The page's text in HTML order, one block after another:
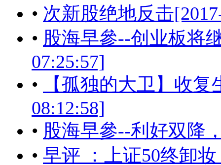
• 次新股绝地反击
• 股海早參--创业板将
07:25:57]
•
【孤独的大卫】收
08:12:58]
• 股海早參--利好双降
• 早评 ：上证50终卸